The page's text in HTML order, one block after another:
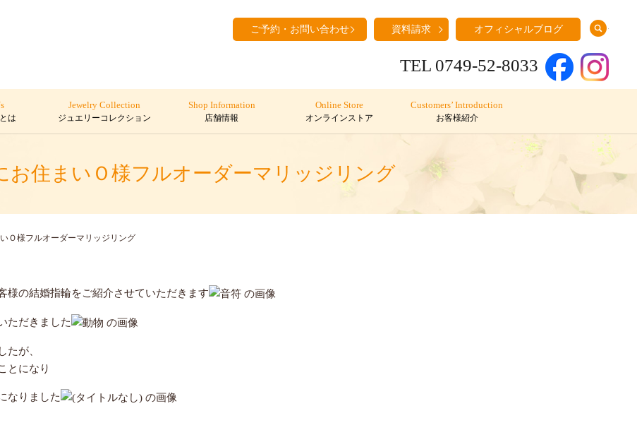
ご予約・お問い合わせ 資料請求 オフィシャルブログ
TEL 0749-52-8033
は
Jewelry Collection
ジュエリーコレクション
Shop Information
店舗情報
Online Store
オンラインストア
Customers’ Introduction
お客様紹介
お住まいＯ様フルオーダーマリッジリング
Ｏ様フルオーダーマリッジリング
様の結婚指輪をご紹介させていただきます
ただきました
たが、
とになり
なりました